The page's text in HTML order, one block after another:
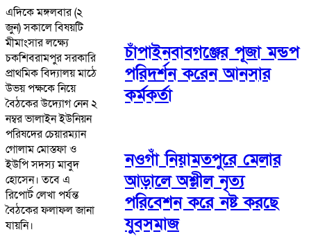
এদিকে মঙ্গলবার (২
জুন) সকালে বিষয়টি
মীমাংসার লক্ষ্যে
চকশিবরামপুর সরকারি
প্রাথমিক বিদ্যালয় মাঠে
উভয় পক্ষকে নিয়ে
বৈঠকের উদ্যোগ নেন ২
নম্বর ভালাইন ইউনিয়ন
পরিষদের চেয়ারম্যান
গোলাম মোস্তফা ও
ইউপি সদস্য মাবুদ
হোসেন। তবে এ
রিপোর্ট লেখা পর্যন্ত
বৈঠকের ফলাফল জানা
যায়নি।
চাঁপাইনবাবগঞ্জের পূজা মন্ডপ
পরিদর্শন করেন আনসার
কর্মকর্তা
নওগাঁ নিয়ামতপুরে মেলার
আড়ালে অশ্লীল নৃত্য
পরিবেশন করে নষ্ট করছে
যুবসমাজ